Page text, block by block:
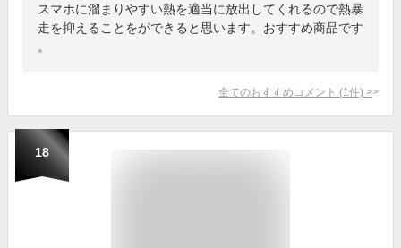
スマホに溜まりやすい熱を適当に放出してくれるので熱暴
走を抑えることをができると思います。おすすめ商品です
。
全てのおすすめコメント (1 件) >
18